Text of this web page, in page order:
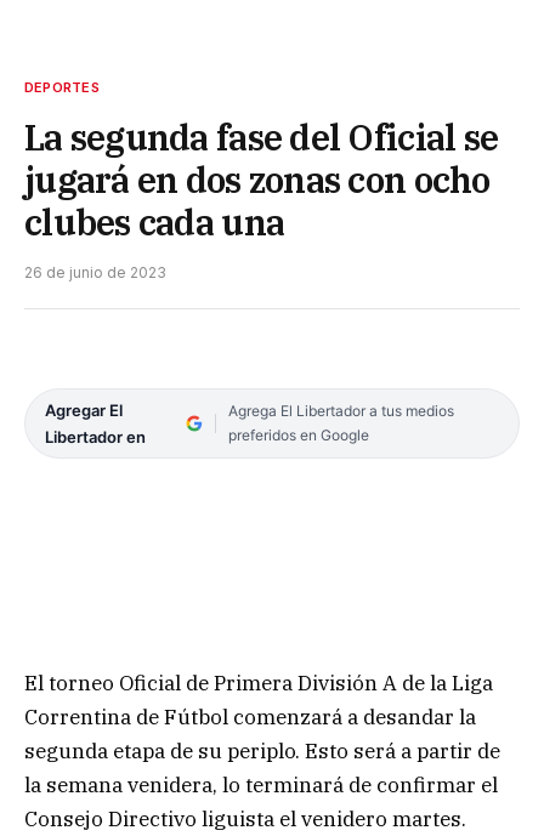
DEPORTES
La segunda fase del Oficial se
jugará en dos zonas con ocho
clubes cada una
26 de junio de 2023
Agregar El
Libertador en
Agrega El Libertador a tus medios
preferidos en Google
El torneo Oficial de Primera División A de la Liga
Correntina de Fútbol comenzará a desandar la
segunda etapa de su periplo. Esto será a partir de
la semana venidera, lo terminará de confirmar el
Consejo Directivo liguista el venidero martes.